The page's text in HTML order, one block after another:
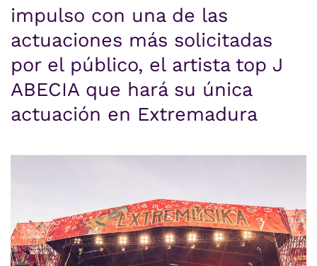
impulso con una de las
actuaciones más solicitadas
por el público, el artista top J
ABECIA que hará su única
actuación en Extremadura